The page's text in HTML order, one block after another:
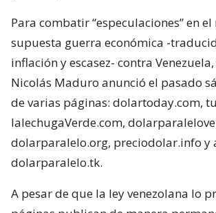
Para combatir “especulaciones” en
supuesta guerra económica -
inflación y escasez- contra
Nicolás Maduro anunció el pasado
de varias páginas: dolartoday.com,
lalechugaVerde.com,
dolarparalelo.org, preciodolar.info y
dolarparalelo.tk.
A pesar de que la ley venezolana lo